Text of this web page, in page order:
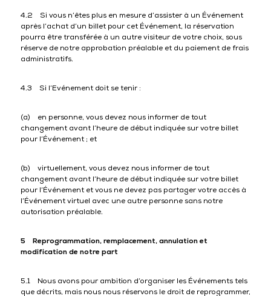
4.2 Si vous n’êtes plus en mesure d’assister à un Événement
après l’achat d’un billet pour cet Événement, la réservation
pourra être transférée à un autre visiteur de votre choix, sous
réserve de notre approbation préalable et du paiement de frais
administratifs.
4.3 Si l’Evénement doit se tenir :
(a) en personne, vous devez nous informer de tout
changement avant l’heure de début indiquée sur votre billet
pour l’Événement ; et
(b) virtuellement, vous devez nous informer de tout
changement avant l’heure de début indiquée sur votre billet
pour l’Événement et vous ne devez pas partager votre accès à
l’Événement virtuel avec une autre personne sans notre
autorisation préalable.
5 Reprogrammation, remplacement, annulation et
modification de notre part
5.1 Nous avons pour ambition d’organiser les Événements tels
que décrits, mais nous nous réservons le droit de reprogrammer,